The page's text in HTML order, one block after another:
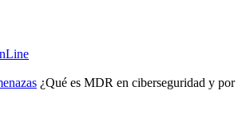
¿Qué es MDR en ciberseguridad y por